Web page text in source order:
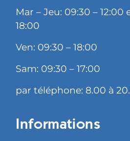
Mar – Jeu: 09:30 – 12:00
18:00
Ven: 09:30 – 18:00
Sam: 09:30 – 17:00
par téléphone: 8.00 à
Informations